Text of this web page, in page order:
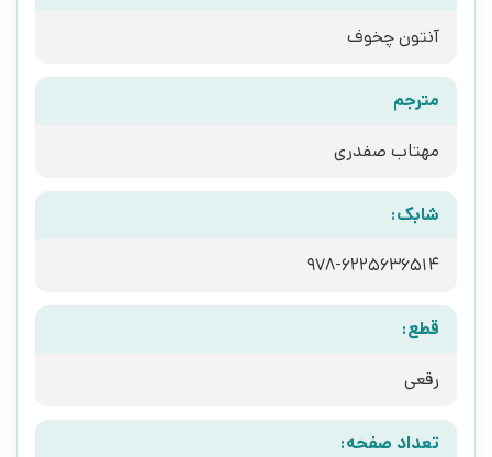
آنتون چخوف
مترجم
مهتاب صفدری
شابک:
978-6225636514
قطع:
رقعی
تعداد صفحه: